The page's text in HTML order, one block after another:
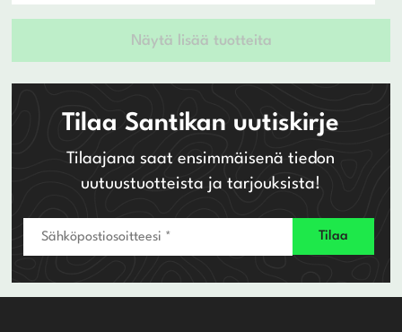
Näytä lisää tuotteita
Tilaa Santikan uutiskirje
Tilaajana saat ensimmäisenä tiedon
uutuustuotteista ja tarjouksista!